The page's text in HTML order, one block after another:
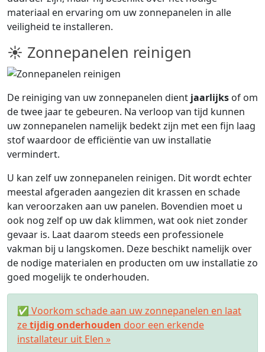
materiaal en ervaring om uw zonnepanelen in alle
veiligheid te installeren.
☀ Zonnepanelen reinigen
De reiniging van uw zonnepanelen dient jaarlijks of om
de twee jaar te gebeuren. Na verloop van tijd kunnen
uw zonnepanelen namelijk bedekt zijn met een fijn laag
stof waardoor de efficiëntie van uw installatie
vermindert.
U kan zelf uw zonnepanelen reinigen. Dit wordt echter
meestal afgeraden aangezien dit krassen en schade
kan veroorzaken aan uw panelen. Bovendien moet u
ook nog zelf op uw dak klimmen, wat ook niet zonder
gevaar is. Laat daarom steeds een professionele
vakman bij u langskomen. Deze beschikt namelijk over
de nodige materialen en producten om uw installatie zo
goed mogelijk te onderhouden.
✅ Voorkom schade aan uw zonnepanelen en laat
zetijdig onderhouden door een erkende
installateur uit Elen »